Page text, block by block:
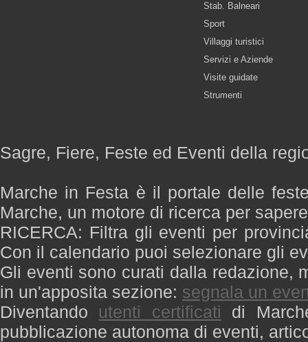
Stab. Balneari
Sport
Villaggi turistici
Servizi e Aziende
Visite guidate
Strumenti
Sagre, Fiere, Feste ed Eventi della
Marche in Festa è il portale delle
Marche, un motore di ricerca per
RICERCA: Filtra gli eventi per
Con il calendario puoi selezionare gli
Gli eventi sono curati dalla redazione,
in un'apposita sezione: segnala un
Diventando utenti certificati di
pubblicazione autonoma di eventi,